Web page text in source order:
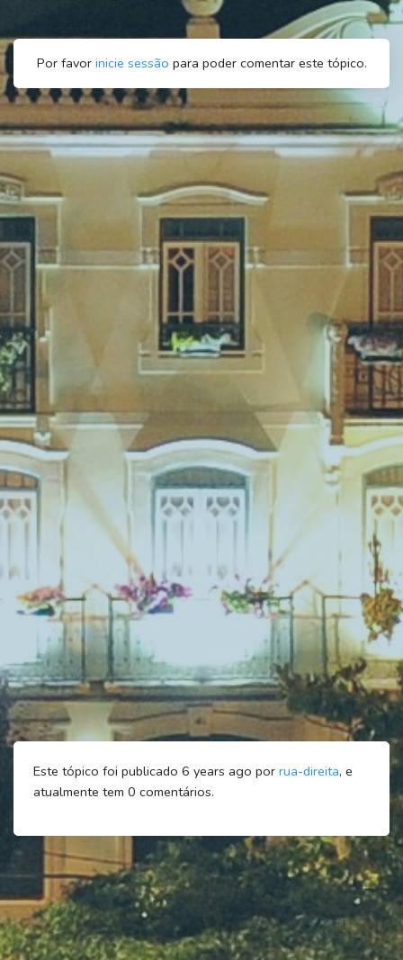
Por favor inicie sessão para poder comentar este tópico.
Este tópico foi publicado 6 years ago por rua-direita, e
atualmente tem 0 comentários.